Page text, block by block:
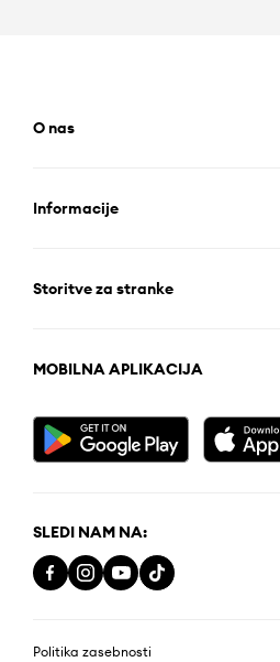
O nas
Informacije
Storitve za stranke
MOBILNA APLIKACIJA
SLEDI NAM NA:
Politika zasebnosti